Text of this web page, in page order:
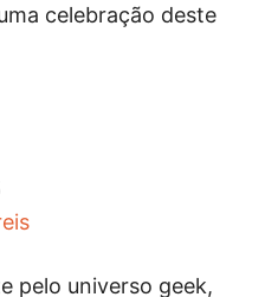
celebração deste
pelo universo geek,